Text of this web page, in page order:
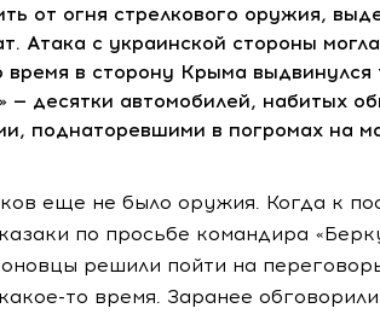
от огня стрелкового оружия,
Атака с украинской стороны
время в сторону Крыма
— десятки автомобилей, набитых
поднаторевшими в погромах на
еще не было оружия. Когда к
по просьбе командира
решили пойти на
то время. Заранее